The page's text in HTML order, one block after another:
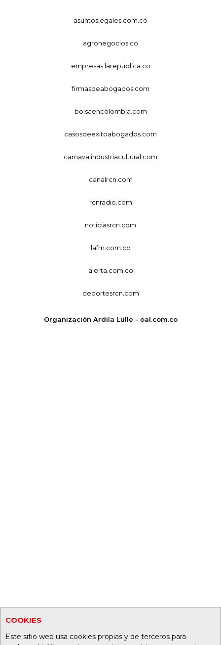
COOKIES
Este sitio web usa cookies propias y de terceros para
asuntoslegales.com.co
agronegocios.co
empresas.larepublica.co
firmasdeabogados.com
bolsaencolombia.com
casosdeexitoabogados.com
carnavalindustriacultural.com
canalrcn.com
rcnradio.com
noticiasrcn.com
lafm.com.co
alerta.com.co
deportesrcn.com
Organización Ardila Lülle - oal.com.co